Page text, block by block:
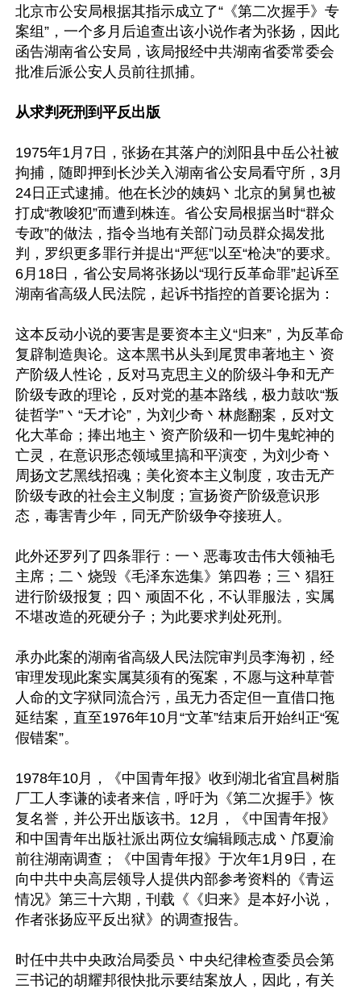
北京市公安局根据其指示成立了“《第二次握手》专
案组”，一个多月后追查出该小说作者为张扬，因此
函告湖南省公安局，该局报经中共湖南省委常委会
批准后派公安人员前往抓捕。
从求判死刑到平反出版
1975年1月7日，张扬在其落户的浏阳县中岳公社被
拘捕，随即押到长沙关入湖南省公安局看守所，3月
24日正式逮捕。他在长沙的姨妈丶北京的舅舅也被
打成“教唆犯”而遭到株连。省公安局根据当时“群众
专政”的做法，指令当地有关部门动员群众揭发批
判，罗织更多罪行并提出“严惩”以至“枪决”的要求。
6月18日，省公安局将张扬以“现行反革命罪”起诉至
湖南省高级人民法院，起诉书指控的首要论据为：
这本反动小说的要害是要资本主义“归来”，为反革命
复辟制造舆论。这本黑书从头到尾贯串著地主丶资
产阶级人性论，反对马克思主义的阶级斗争和无产
阶级专政的理论，反对党的基本路线，极力鼓吹“叛
徒哲学”丶“天才论”，为刘少奇丶林彪翻案，反对文
化大革命；捧出地主丶资产阶级和一切牛鬼蛇神的
亡灵，在意识形态领域里搞和平演变，为刘少奇丶
周扬文艺黑线招魂；美化资本主义制度，攻击无产
阶级专政的社会主义制度；宣扬资产阶级意识形
态，毒害青少年，同无产阶级争夺接班人。
此外还罗列了四条罪行：一丶恶毒攻击伟大领袖毛
主席；二丶烧毁《毛泽东选集》第四卷；三丶猖狂
进行阶级报复；四丶顽固不化，不认罪服法，实属
不堪改造的死硬分子；为此要求判处死刑。
承办此案的湖南省高级人民法院审判员李海初，经
审理发现此案实属莫须有的冤案，不愿与这种草菅
人命的文字狱同流合污，虽无力否定但一直借口拖
延结案，直至1976年10月“文革”结束后开始纠正“冤
假错案”。
1978年10月，《中国青年报》收到湖北省宜昌树脂
厂工人李谦的读者来信，呼吁为《第二次握手》恢
复名誉，并公开出版该书。12月，《中国青年报》
和中国青年出版社派出两位女编辑顾志成丶邝夏渝
前往湖南调查；《中国青年报》于次年1月9日，在
向中共中央高层领导人提供内部参考资料的《青运
情况》第三十六期，刊载《《归来》是本好小说，
作者张扬应平反出狱》的调查报告。
时任中共中央政治局委员丶中央纪律检查委员会第
三书记的胡耀邦很快批示要结案放人，因此，有关